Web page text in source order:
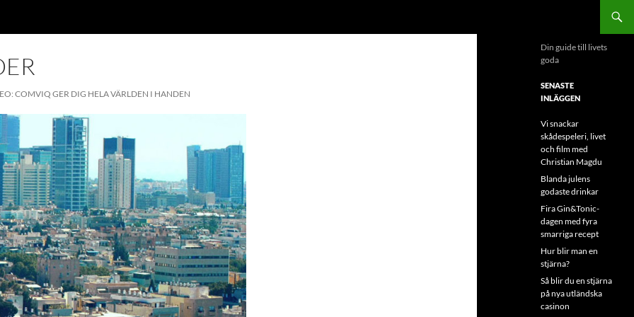
COMVIQ GER DIG HELA VÄRLDEN I HANDEN
Din guide till livets
goda
SENASTE
INLÄGGEN
Vi snackar
skådespeleri, livet
och film med
Christian Magdu
Blanda julens
godaste drinkar
Fira Gin&Tonic-
dagen med fyra
smarriga recept
Hur blir man en
stjärna?
Så blir du en stjärna
på nya utländska
casinon